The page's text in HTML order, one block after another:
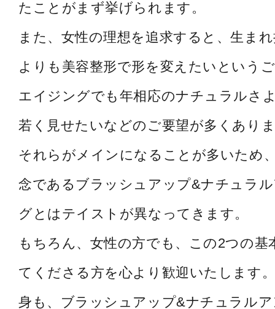
たことがまず挙げられます。
また、女性の理想を追求すると、生ま
よりも美容整形で形を変えたいという
エイジングでも年相応のナチュラルさ
若く見せたいなどのご要望が多くあり
それらがメインになることが多いため
念であるブラッシュアップ&ナチュラ
グとはテイストが異なってきます。
もちろん、女性の方でも、この2つの基
てくださる方を心より歓迎いたします
身も、ブラッシュアップ&ナチュラル